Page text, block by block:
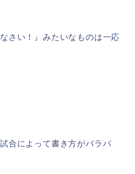
さい！』みたいなものは一応
合によって書き方がバラバ